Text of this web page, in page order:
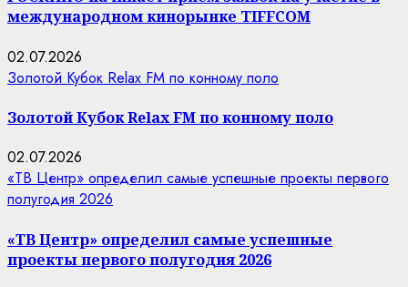
международном кинорынке TIFFCOM
02.07.2026
Золотой Кубок Relax FM по конному поло
Золотой Кубок Relax FM по конному поло
02.07.2026
«ТВ Центр» определил самые успешные проекты первого
полугодия 2026
«ТВ Центр» определил самые успешные
проекты первого полугодия 2026